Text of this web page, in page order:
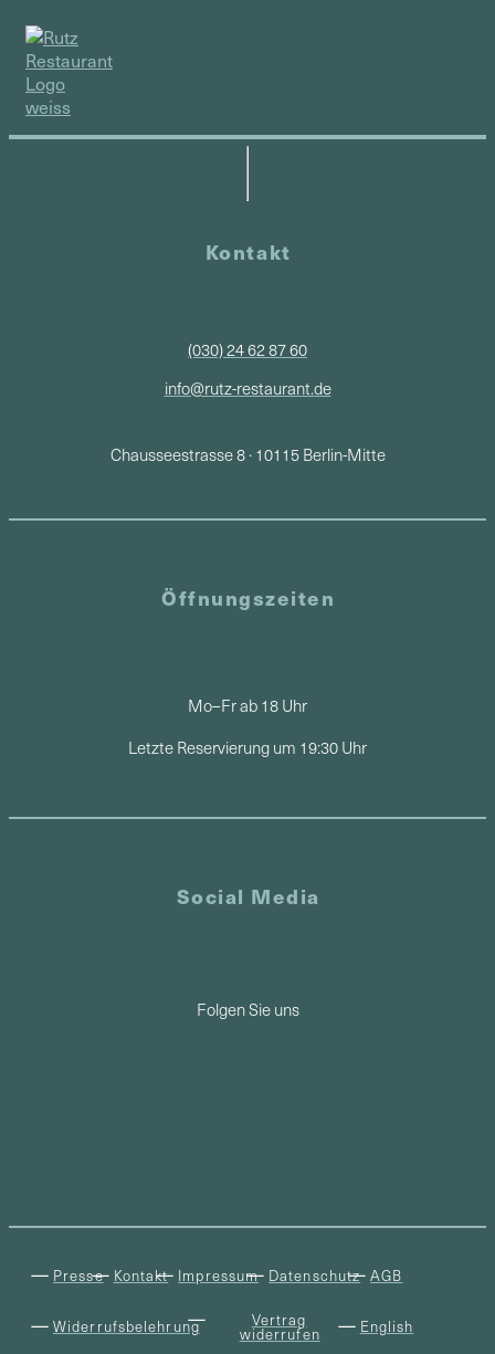
Kontakt
(030) 24 62 87 60
info@rutz-restaurant.de
Chausseestrasse 8 · 10115 Berlin-Mitte
Öffnungszeiten
Mo–Fr ab 18 Uhr
Letzte Reservierung um 19:30 Uhr
Social Media
Folgen Sie uns
Presse Kontakt Impressum Datenschutz AGB
Widerrufsbelehrung Vertrag
widerrufen English